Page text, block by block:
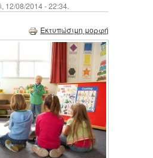
12/08/2014 - 22:34.
Εκτυπώσιμη μορφή